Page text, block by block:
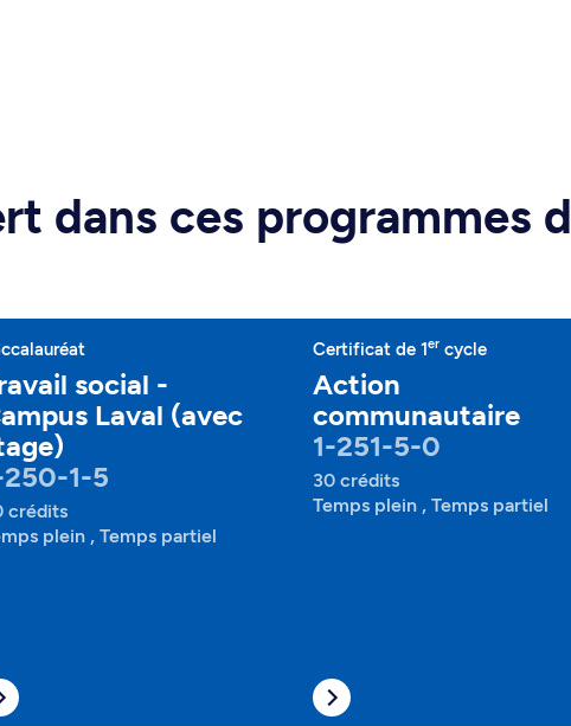
dans ces programmes
social -
Laval (avec
250-1-5
crédits
plein , Temps partiel
Certificat de 1er cycle
Action
communautaire
1-251-5-0
30 crédits
Temps plein , Temps partiel